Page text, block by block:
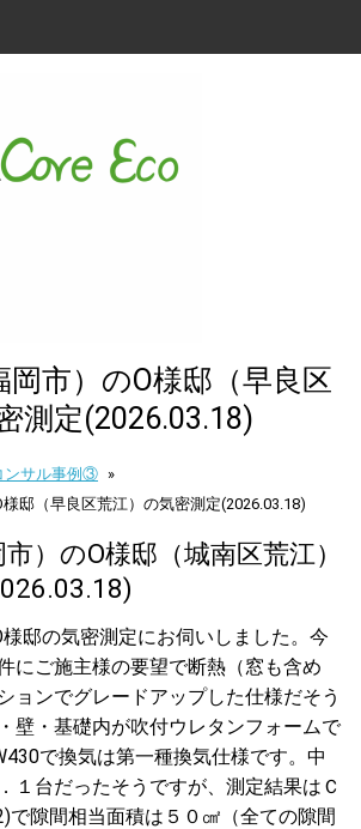
岡市）のO様邸（早良区
測定(2026.03.18)
ンサル事例③ »
邸（早良区荒江）の気密測定(2026.03.18)
）のO様邸（城南区荒江）
邸の気密測定にお伺いしました。今
にご施主様の要望で断熱（窓も含め
ョンでグレードアップした仕様だそう
壁・基礎内が吹付ウレタンフォームで
で換気は第一種換気仕様です。中
１台だったそうですが、測定結果はＣ
で隙間相当面積は５０㎠（全ての隙間